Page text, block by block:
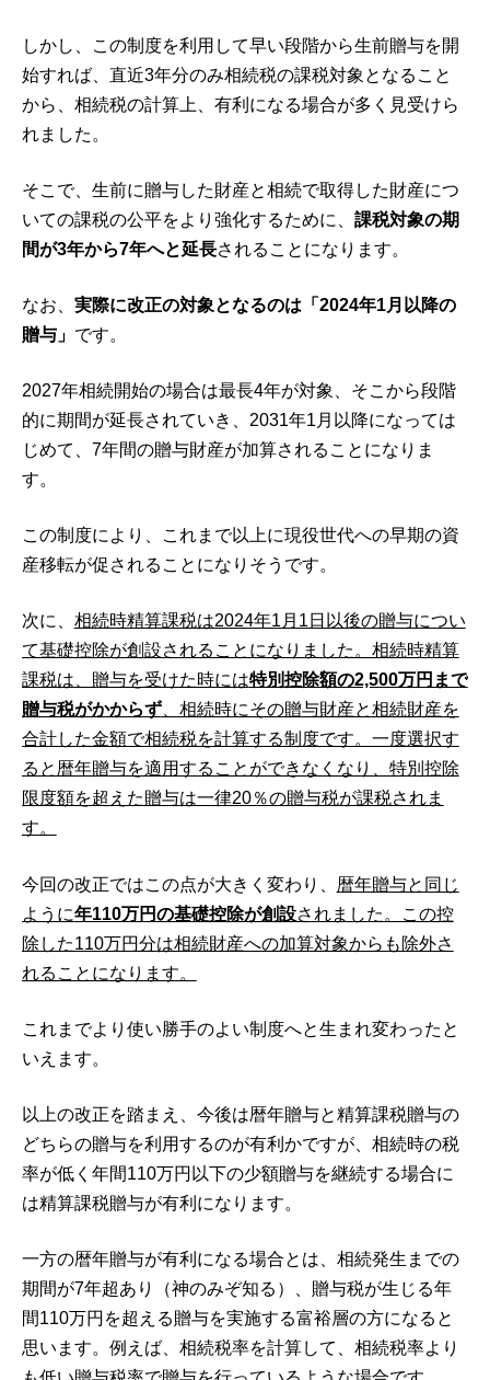
しかし、この制度を利用して早い段階から生前贈与を開
始すれば、直近3年分のみ相続税の課税対象となること
から、相続税の計算上、有利になる場合が多く見受けら
れました。
そこで、生前に贈与した財産と相続で取得した財産につ
いての課税の公平をより強化するために、 課税対象の期
間が3年から7年へと延長されることになります。
なお、 実際に改正の対象となるのは「2024年1月以降の
贈与」 です。
2027年相続開始の場合は最長4年が対象、そこから段階
的に期間が延長されていき、2031年1月以降になっては
じめて、7年間の贈与財産が加算されることになりま
す。
この制度により、これまで以上に現役世代への早期の資
産移転が促されることになりそうです。
次に、 相続時精算課税は2024年1月1日以後の贈与につい
て基礎控除が創設されることになりました。相続時精算
課税は、贈与を受けた時には特別控除額の2,500万円まで
贈与税がかからず、相続時にその贈与財産と相続財産を
合計した金額で相続税を計算する制度です。一度選択す
ると暦年贈与を適用することができなくなり、特別控除
限度額を超えた贈与は一律20％の贈与税が課税されま
す。
今回の改正ではこの点が大きく変わり、 暦年贈与と同じ
ように年110万円の基礎控除が創設されました。この控
除した110万円分は相続財産への加算対象からも除外さ
れることになります。
これまでより使い勝手のよい制度へと生まれ変わったと
いえます。
以上の改正を踏まえ、今後は暦年贈与と精算課税贈与の
どちらの贈与を利用するのが有利かですが、相続時の税
率が低く年間110万円以下の少額贈与を継続する場合に
は精算課税贈与が有利になります。
一方の暦年贈与が有利になる場合とは、相続発生までの
期間が7年超あり（神のみぞ知る）、贈与税が生じる年
間110万円を超える贈与を実施する富裕層の方になると
思います。例えば、相続税率を計算して、相続税率より